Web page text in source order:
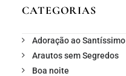
CATEGORIAS
Adoração ao Santíssimo
Arautos sem Segredos
Boa noite